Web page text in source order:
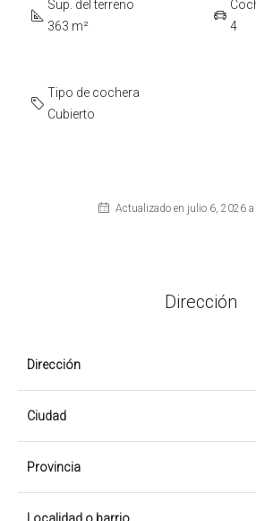
Sup. del terreno
363 m²
4
Tipo de cochera
Cubierto
Actualizado en julio 6, 2026
Dirección
Dirección
Ciudad
Provincia